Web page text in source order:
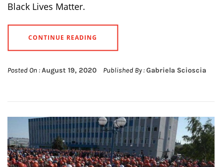
Black Lives Matter.
CONTINUE READING
Posted On :August 19, 2020 Published By :Gabriela Scioscia